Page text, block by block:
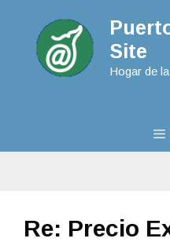
Site
Hogar de
Re: Precio